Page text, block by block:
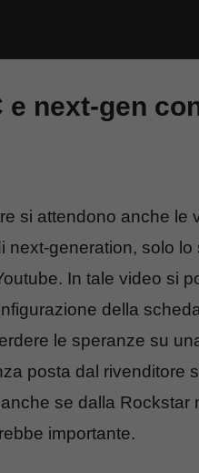
e next-gen
si attendono anche le
next-generation, solo
In tale video si
della
le speranze su
posta dal rivenditore
se dalla Rockstar
importante.